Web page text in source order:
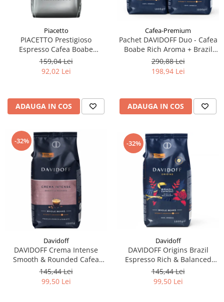
Piacetto
PIACETTO Prestigioso
Espresso Cafea Boabe
Espresso 1kg - (TDV
14.09.2026)
159,04 Lei
92,02 Lei
ADAUGA IN COS
Cafea-Premium
Pachet DAVIDOFF Duo - Cafea
Boabe Rich Aroma + Brazil
2x1Kg
290,88 Lei
198,94 Lei
ADAUGA IN COS
-32%
Davidoff
DAVIDOFF Crema Intense
Smooth & Rounded Cafea
Boabe 1Kg
145,44 Lei
99,50 Lei
-32%
Davidoff
DAVIDOFF Origins Brazil
Espresso Rich & Balanced
Cafea Boabe 1Kg
145,44 Lei
99,50 Lei